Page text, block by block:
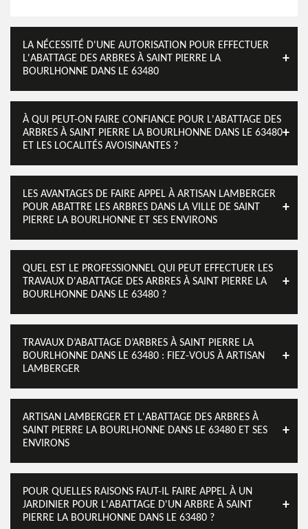
LA NÉCESSITÉ D'UNE AUTORISATION POUR EFFECTUER
L'ABATTAGE DES ARBRES À SAINT PIERRE LA
BOURLHONNE DANS LE 63480
À QUI PEUT-ON FAIRE CONFIANCE POUR L'ABATTAGE DES
ARBRES À SAINT PIERRE LA BOURLHONNE DANS LE 63480
ET LES LOCALITÉS AVOISINANTES ?
LES AVANTAGES DE FAIRE APPEL À ARTISAN LAMBERGER
POUR ABATTRE LES ARBRES DANS LA VILLE DE SAINT
PIERRE LA BOURLHONNE ET SES ENVIRONS
QUEL EST LE PROFESSIONNEL QUI PEUT EFFECTUER LES
TRAVAUX D'ABATTAGE DES ARBRES À SAINT PIERRE LA
BOURLHONNE DANS LE 63480 ?
TRAVAUX D’ABATTAGE D’ARBRES À SAINT PIERRE LA
BOURLHONNE DANS LE 63480 : FIEZ-VOUS À ARTISAN
LAMBERGER
ARTISAN LAMBERGER ET L'ABATTAGE DES ARBRES À
SAINT PIERRE LA BOURLHONNE DANS LE 63480 ET SES
ENVIRONS
POUR QUELLES RAISONS FAUT-IL FAIRE APPEL À UN
JARDINIER POUR L'ABATTAGE D'UN ARBRE À SAINT
PIERRE LA BOURLHONNE DANS LE 63480 ?